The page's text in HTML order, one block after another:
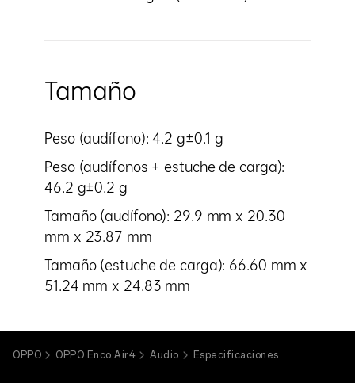
Tamaño
Peso (audífono): 4.2 g±0.1 g
Peso (audífonos + estuche de carga):
46.2 g±0.2 g
Tamaño (audífono): 29.9 mm x 20.30
mm x 23.87 mm
Tamaño (estuche de carga): 66.60 mm x
51.24 mm x 24.83 mm
OPPO OPPO Enco Air4 Audio Especificaciones